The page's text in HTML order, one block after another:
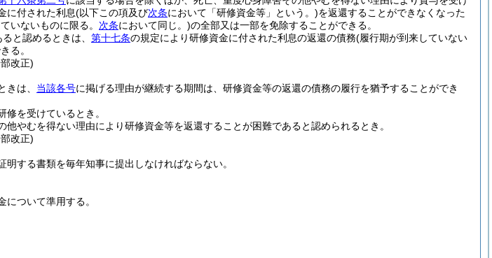
に付された利息(以下この項及び次条において「研修資金等」という。)を返還することができなくなった
いないものに限る。 次条において同じ。)の全部又は一部を免除することができる。
と認めるときは、 第十七条の規定により研修資金に付された利息の返還の債務(履行期が到来していない
る。
改正)
きは、 当該各号に掲げる理由が継続する期間は、研修資金等の返還の債務の履行を猶予することができ
を受けているとき。
やむを得ない理由により研修資金等を返還することが困難であると認められるとき。
改正)
する書類を毎年知事に提出しなければならない。
について準用する。